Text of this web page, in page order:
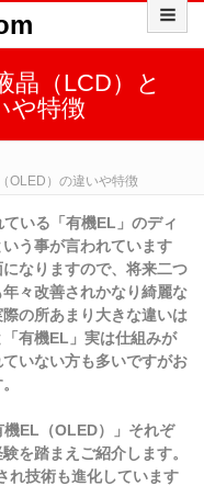
晶（LCD）と
や特徴
OLED）の違いや特徴
いる「有機EL」のディ
う事が言われています
なりますので、将来二つ
々改善されかなり綺麗な
の所あまり大きな違いは
有機EL」実は仕組みが
いない方も多いですがお
EL（OLED）」それぞ
を踏まえご紹介します。
れ技術も進化しています